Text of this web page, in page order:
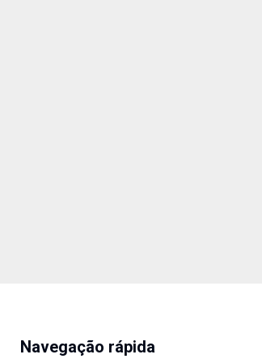
Navegação rápida